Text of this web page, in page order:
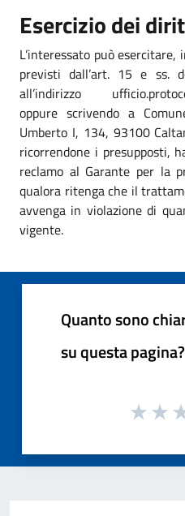
Esercizio dei
L’interessato può
previsti dall’art. 15 e ss.
all’indirizzo
oppure scrivendo a
Umberto I, 134, 93100
ricorrendone i presupposti,
reclamo al Garante per la
qualora ritenga che il
avvenga in violazione di
vigente.
Quanto sono
su questa pagina?